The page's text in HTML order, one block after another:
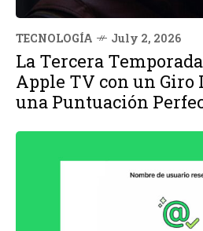
TECNOLOGÍA July 2, 2026
La Tercera
Apple TV con un Giro
una Puntuación